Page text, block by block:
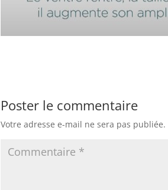
Poster le commentaire
Votre adresse e-mail ne sera pas publiée.